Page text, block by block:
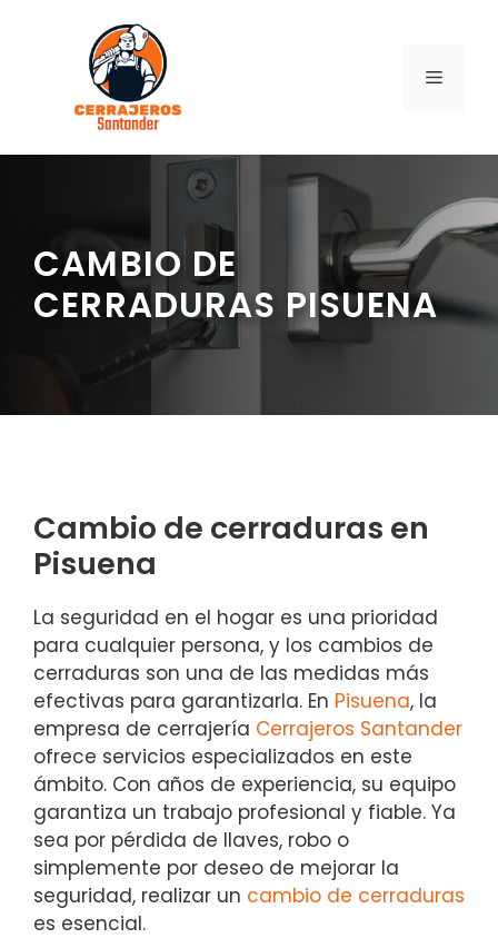
contenido
MENÚ
CAMBIO DE
CERRADURAS PISUENA
Cambio de cerraduras en
Pisuena
La seguridad en el hogar es una prioridad
para cualquier persona, y los cambios de
cerraduras son una de las medidas más
efectivas para garantizarla. En Pisuena, la
empresa de cerrajería Cerrajeros Santander
ofrece servicios especializados en este
ámbito. Con años de experiencia, su equipo
garantiza un trabajo profesional y fiable. Ya
sea por pérdida de llaves, robo o
simplemente por deseo de mejorar la
seguridad, realizar un cambio de cerraduras
es esencial.